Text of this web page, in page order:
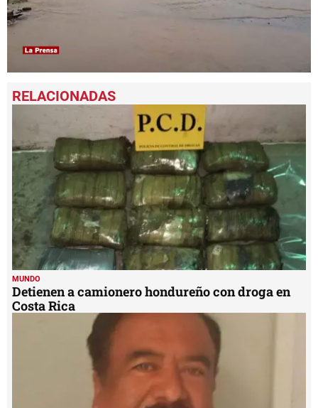
seconds
of
MUNDO
Detienen a camionero hondureño con droga en
Costa Rica